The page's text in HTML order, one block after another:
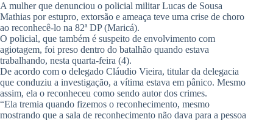
A mulher que denunciou o policial militar Lucas de Sousa
Mathias por estupro, extorsão e ameaça teve uma crise de choro
ao reconhecê-lo na 82ª DP (Maricá).
O policial, que também é suspeito de envolvimento com
agiotagem, foi preso dentro do batalhão quando estava
trabalhando, nesta quarta-feira (4).
De acordo com o delegado Cláudio Vieira, titular da delegacia
que conduziu a investigação, a vítima estava em pânico. Mesmo
assim, ela o reconheceu como sendo autor dos crimes.
“Ela tremia quando fizemos o reconhecimento, mesmo
mostrando que a sala de reconhecimento não dava para a pessoa